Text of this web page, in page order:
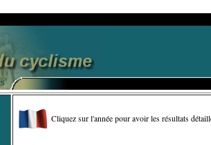
Cliquez sur l'année pour avoir les résultats